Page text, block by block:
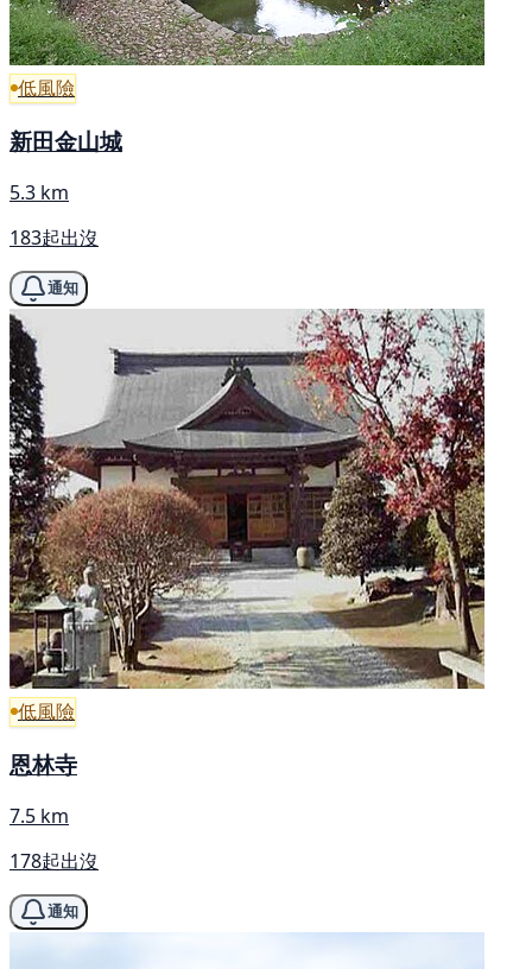
低風險
新田金山城
5.3 km
183起出沒
通知
低風險
恩林寺
7.5 km
178起出沒
通知